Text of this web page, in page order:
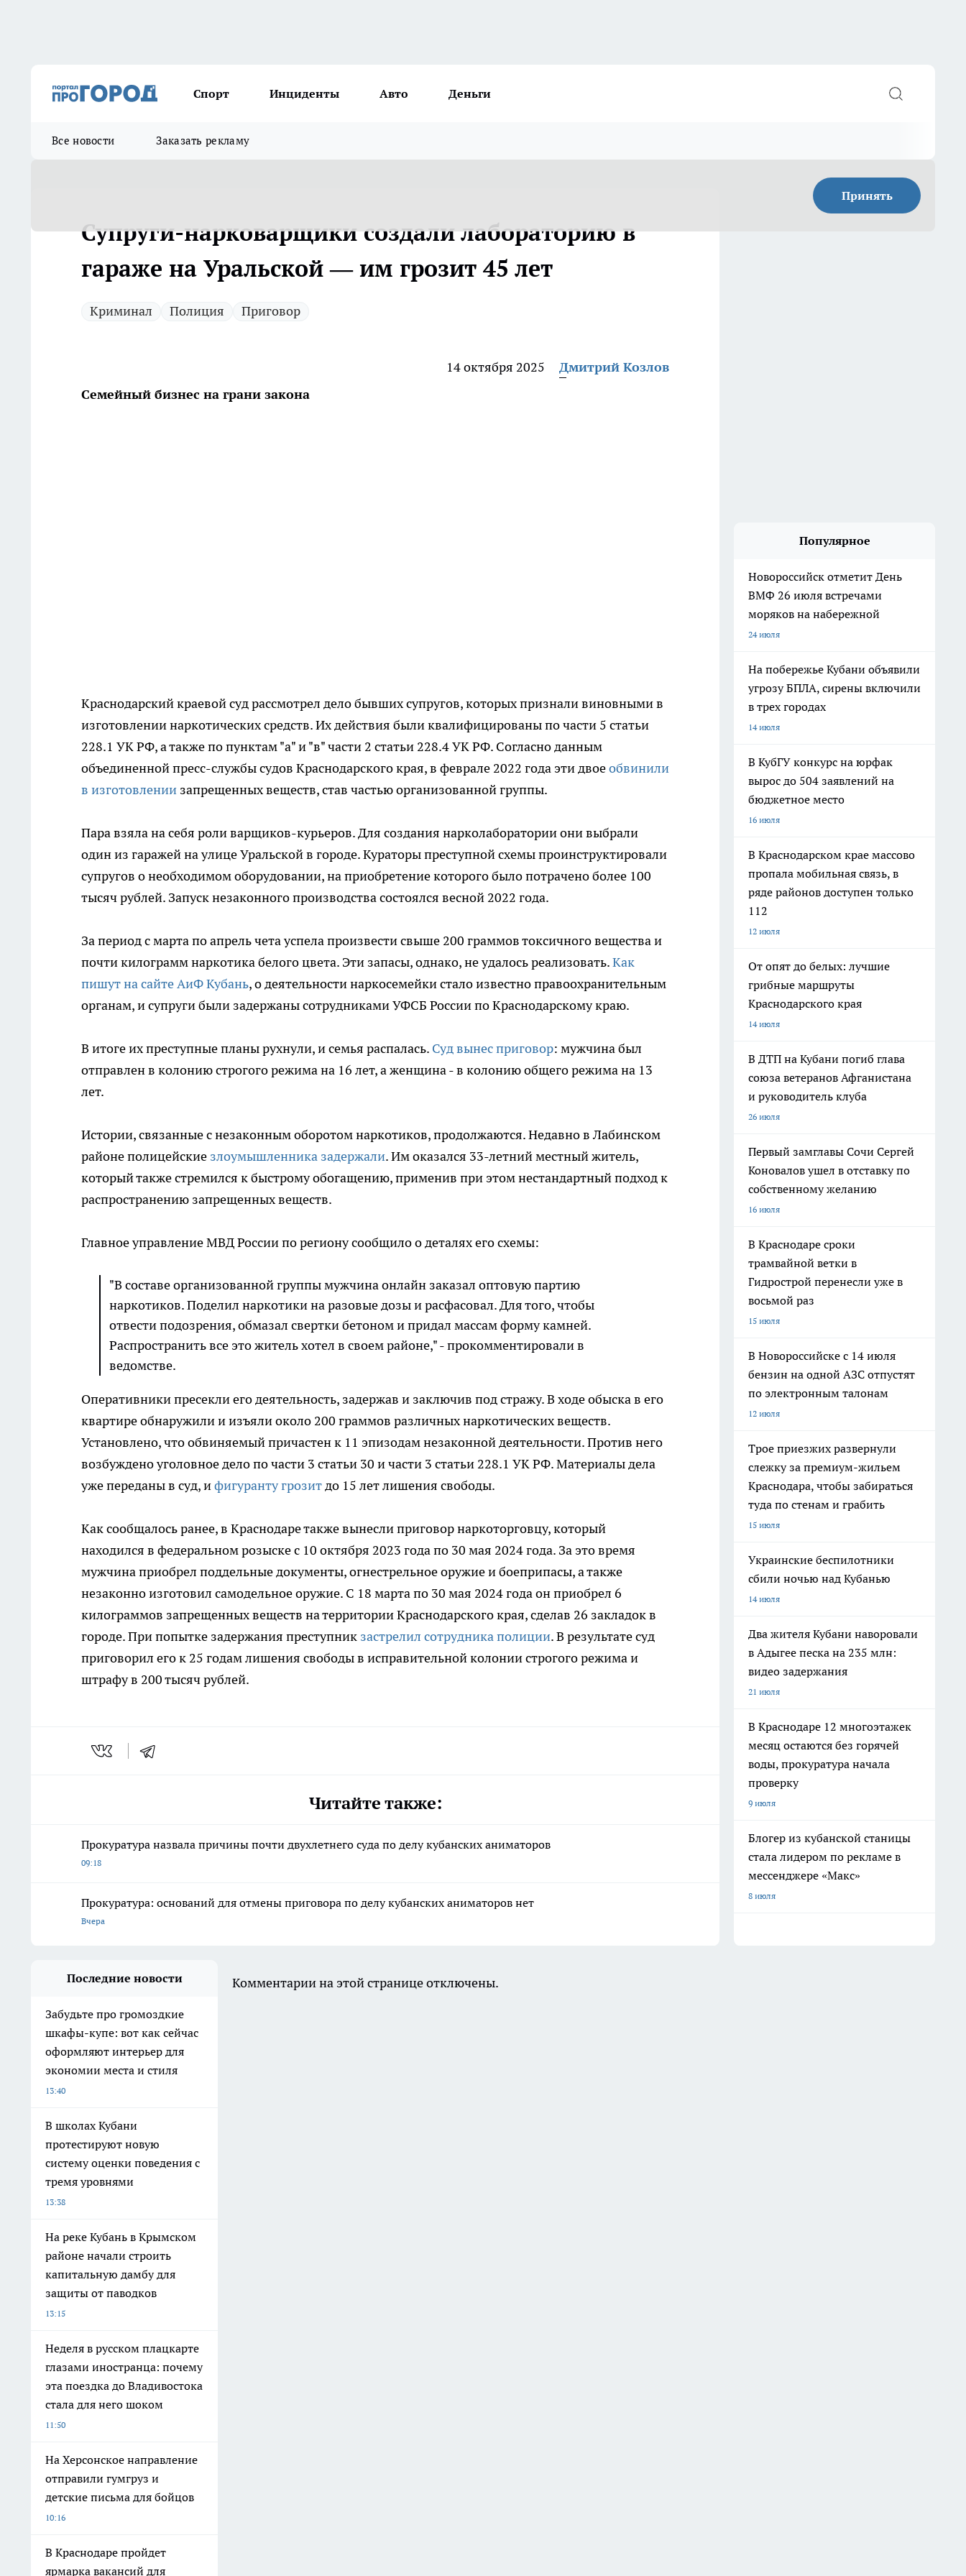
Спорт Инциденты Авто Деньги
Все новости Заказать рекламу
Принять
Супруги-нарковарщики создали лабораторию в
гараже на Уральской — им грозит 45 лет
Криминал Полиция Приговор
14 октября 2025
Дмитрий Козлов
Семейный бизнес на грани закона
Краснодарский краевой суд рассмотрел дело бывших супругов, которых признали виновными в
изготовлении наркотических средств. Их действия были квалифицированы по части 5 статьи
228.1 УК РФ, а также по пунктам "а" и "в" части 2 статьи 228.4 УК РФ. Согласно данным
объединенной пресс-службы судов Краснодарского края, в феврале 2022 года эти двоеобвинили
в изготовлении запрещенных веществ, став частью организованной группы.
Пара взяла на себя роли варщиков-курьеров. Для создания нарколаборатории они выбрали
один из гаражей на улице Уральской в городе. Кураторы преступной схемы проинструктировали
супругов о необходимом оборудовании, на приобретение которого было потрачено более 100
тысяч рублей. Запуск незаконного производства состоялся весной 2022 года.
За период с марта по апрель чета успела произвести свыше 200 граммов токсичного вещества и
почти килограмм наркотика белого цвета. Эти запасы, однако, не удалось реализовать.Как
пишут на сайте АиФ Кубань, о деятельности наркосемейки стало известно правоохранительным
органам, и супруги были задержаны сотрудниками УФСБ России по Краснодарскому краю.
В итоге их преступные планы рухнули, и семья распалась. Суд вынес приговор: мужчина был
отправлен в колонию строгого режима на 16 лет, а женщина - в колонию общего режима на 13
лет.
Истории, связанные с незаконным оборотом наркотиков, продолжаются. Недавно в Лабинском
районе полицейские злоумышленника задержали. Им оказался 33-летний местный житель,
который также стремился к быстрому обогащению, применив при этом нестандартный подход к
распространению запрещенных веществ.
Главное управление МВД России по региону сообщило о деталях его схемы:
"В составе организованной группы мужчина онлайн заказал оптовую партию
наркотиков. Поделил наркотики на разовые дозы и расфасовал. Для того, чтобы
отвести подозрения, обмазал свертки бетоном и придал массам форму камней.
Распространить все это житель хотел в своем районе," - прокомментировали в
ведомстве.
Оперативники пресекли его деятельность, задержав и заключив под стражу. В ходе обыска в его
квартире обнаружили и изъяли около 200 граммов различных наркотических веществ.
Установлено, что обвиняемый причастен к 11 эпизодам незаконной деятельности. Против него
возбуждено уголовное дело по части 3 статьи 30 и части 3 статьи 228.1 УК РФ. Материалы дела
уже переданы в суд, ифигуранту грозитдо 15 лет лишения свободы.
Как сообщалось ранее, в Краснодаре также вынесли приговор наркоторговцу, который
находился в федеральном розыске с 10 октября 2023 года по 30 мая 2024 года. За это время
мужчина приобрел поддельные документы, огнестрельное оружие и боеприпасы, а также
незаконно изготовил самодельное оружие. С 18 марта по 30 мая 2024 года он приобрел 6
килограммов запрещенных веществ на территории Краснодарского края, сделав 26 закладок в
городе. При попытке задержания преступник застрелил сотрудника полиции. В результате суд
приговорил его к 25 годам лишения свободы в исправительной колонии строгого режима и
штрафу в 200 тысяч рублей.
Читайте также:
Прокуратура назвала причины почти двухлетнего суда по делу кубанских аниматоров
09:18
Прокуратура: оснований для отмены приговора по делу кубанских аниматоров нет
Вчера
Популярное
Новороссийск отметит День
ВМФ 26 июля встречами
моряков на набережной
24 июля
На побережье Кубани объявили
угрозу БПЛА, сирены включили
в трех городах
14 июля
В КубГУ конкурс на юрфак
вырос до 504 заявлений на
бюджетное место
16 июля
В Краснодарском крае массово
пропала мобильная связь, в
ряде районов доступен только
112
12 июля
От опят до белых: лучшие
грибные маршруты
Краснодарского края
14 июля
В ДТП на Кубани погиб глава
союза ветеранов Афганистана
и руководитель клуба
26 июля
Первый замглавы Сочи Сергей
Коновалов ушел в отставку по
собственному желанию
16 июля
В Краснодаре сроки
трамвайной ветки в
Гидрострой перенесли уже в
восьмой раз
15 июля
В Новороссийске с 14 июля
бензин на одной АЗС отпустят
по электронным талонам
12 июля
Трое приезжих развернули
слежку за премиум-жильем
Краснодара, чтобы забираться
туда по стенам и грабить
15 июля
Украинские беспилотники
сбили ночью над Кубанью
14 июля
Два жителя Кубани наворовали
в Адыгее песка на 235 млн:
видео задержания
21 июля
В Краснодаре 12 многоэтажек
месяц остаются без горячей
воды, прокуратура начала
проверку
9 июля
Блогер из кубанской станицы
стала лидером по рекламе в
мессенджере «Макс»
8 июля
Последние новости
Забудьте про громоздкие
шкафы-купе: вот как сейчас
оформляют интерьер для
экономии места и стиля
13:40
В школах Кубани
протестируют новую
систему оценки поведения с
тремя уровнями
13:38
На реке Кубань в Крымском
районе начали строить
капитальную дамбу для
защиты от паводков
13:15
Неделя в русском плацкарте
глазами иностранца: почему
эта поездка до Владивостока
стала для него шоком
11:50
На Херсонское направление
отправили гумгруз и
детские письма для бойцов
10:16
В Краснодаре пройдет
ярмарка вакансий для
Комментарии на этой странице отключены.